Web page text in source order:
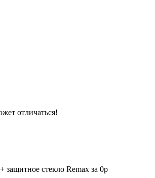
отличаться!
защитное стекло Remax за 0р